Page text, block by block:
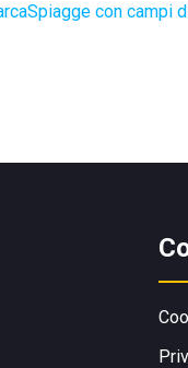
Spiagge con campi